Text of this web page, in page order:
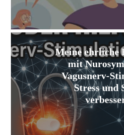
Meine ehrliche
mit
Vagusnerv-
Stress und